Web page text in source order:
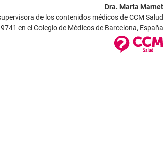
Dra. Marta Marnet
de los contenidos médicos de CCM Salud
en el Colegio de Médicos de Barcelona, España